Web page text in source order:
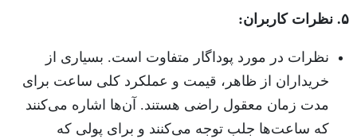
۵. نظرات کاربران:
نظرات در مورد پوداگار متفاوت است. بسیاری از
خریداران از ظاهر، قیمت و عملکرد کلی ساعت برای
مدت زمان معقول راضی هستند. آن‌ها اشاره می‌کنند
که ساعت‌ها جلب توجه می‌کنند و برای پولی که